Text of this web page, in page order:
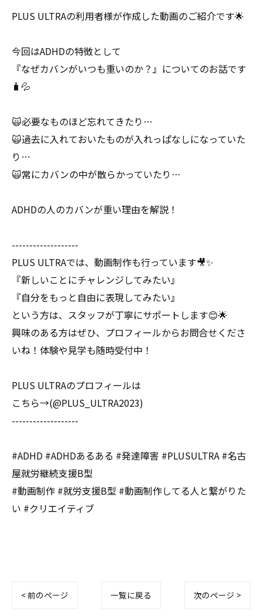
PLUS ULTRAの利用者様が作成した動画のご紹介です🌟
今回はADHDの特徴として
『なぜカバンがいつも重いのか？』についてのお話です
🧳💦
🙀必要なものほど忘れてきたり…
🙀過去に入れておいたものが入れっぱなしになっていた
り…
🙀常にカバンの中が散らかっていたり…
ADHDの人のカバンが重い理由を解説！
-------------------
PLUS ULTRAでは、動画制作も行っています🎥✨
『新しいことにチャレンジしてみたい』
『自分をもっと自由に表現してみたい』
という方は、スタッフが丁寧にサポートします😊🌟
興味のある方はぜひ、プロフィールからお問合せくださ
いね！体験や見学も随時受付中！
PLUS ULTRAのプロフィールは
こちら→(@PLUS_ULTRA2023)
-------------------
#ADHD #ADHDあるある #発達障害 #PLUSULTRA #名古
屋就労継続支援B型
#動画制作 #就労支援B型 #動画制作してる人と繋がりた
い #クリエイティブ
< 前のページ 一覧に戻る 次のページ >